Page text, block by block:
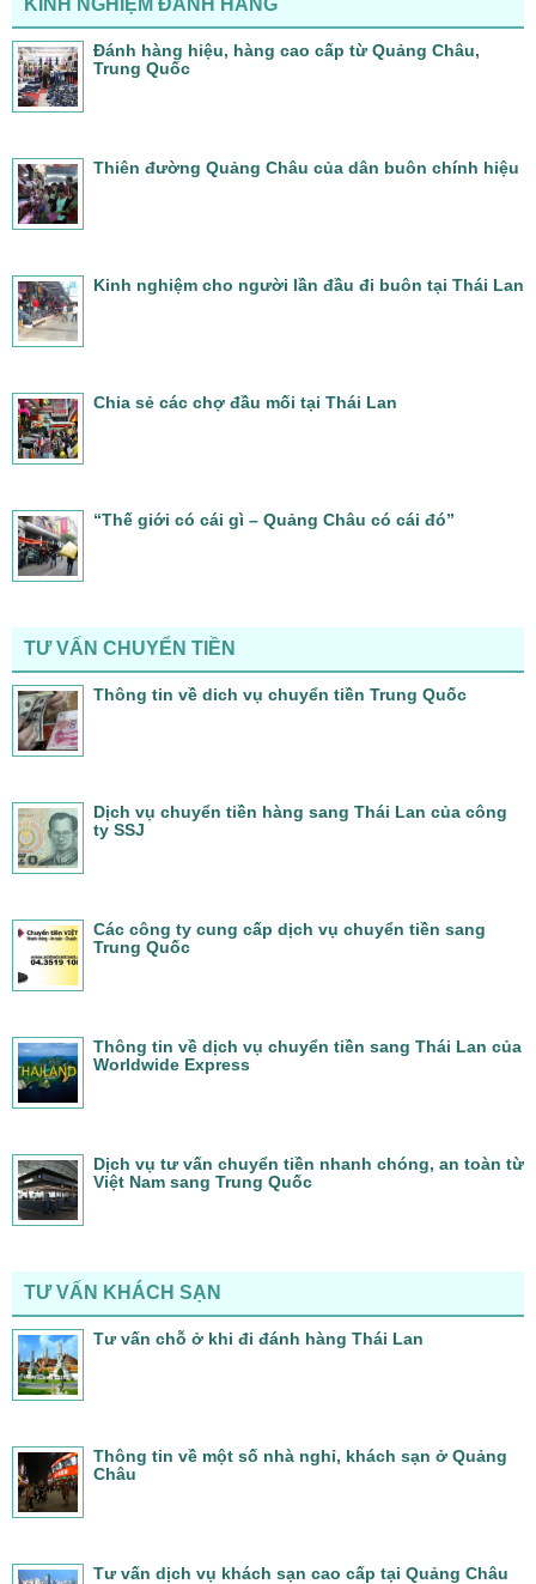
Đánh hàng hiệu, hàng cao cấp từ Quảng Châu,
Trung Quốc
Thiên đường Quảng Châu của dân buôn chính hiệu
Kinh nghiệm cho người lần đầu đi buôn tại Thái Lan
Chia sẻ các chợ đầu mối tại Thái Lan
“Thế giới có cái gì – Quảng Châu có cái đó”
TƯ VẤN CHUYỂN TIỀN
Thông tin về dich vụ chuyển tiền Trung Quốc
Dịch vụ chuyển tiền hàng sang Thái Lan của công
ty SSJ
Các công ty cung cấp dịch vụ chuyển tiền sang
Trung Quốc
Thông tin về dịch vụ chuyển tiền sang Thái Lan của
Worldwide Express
Dịch vụ tư vấn chuyển tiền nhanh chóng, an toàn từ
Việt Nam sang Trung Quốc
TƯ VẤN KHÁCH SẠN
Tư vấn chỗ ở khi đi đánh hàng Thái Lan
Thông tin về một số nhà nghỉ, khách sạn ở Quảng
Châu
Tư vấn dịch vụ khách sạn cao cấp tại Quảng Châu